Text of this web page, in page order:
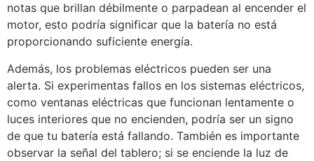
notas que brillan débilmente o parpadean al encender el
motor, esto podría significar que la batería no está
proporcionando suficiente energía.
Además, los problemas eléctricos pueden ser una
alerta. Si experimentas fallos en los sistemas eléctricos,
como ventanas eléctricas que funcionan lentamente o
luces interiores que no encienden, podría ser un signo
de que tu batería está fallando. También es importante
observar la señal del tablero; si se enciende la luz de